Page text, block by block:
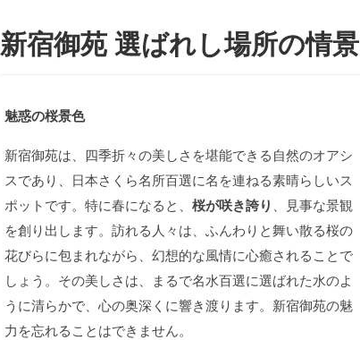
新宿御苑 選ばれし場所の情景
魅惑の桜景色
新宿御苑は、四季折々の美しさを堪能できる自然のオアシ
スであり、日本さくら名所百選に名を連ねる素晴らしいス
ポットです。特に春になると、 桜が咲き誇り
、見事な景観
を創り出します。訪れる人々は、ふんわりと舞い散る桜の
花びらに包まれながら、幻想的な風情に心癒されることで
しょう。その美しさは、まるで名水百選に選ばれた水のよ
うに清らかで、心の奥深くに響き渡ります。新宿御苑の魅
力を忘れることはできません。